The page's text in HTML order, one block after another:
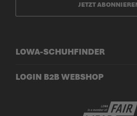
LOWA-SCHUHFINDER
LOGIN B2B WEBSHOP
JETZT